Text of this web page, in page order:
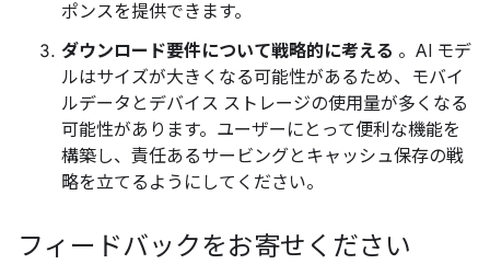
ポンスを提供できます。
ダウンロード要件について戦略的に考える 。AI モデ
ルはサイズが大きくなる可能性があるため、モバイ
ルデータとデバイス ストレージの使用量が多くなる
可能性があります。ユーザーにとって便利な機能を
構築し、責任あるサービングとキャッシュ保存の戦
略を立てるようにしてください。
フィードバックをお寄せください